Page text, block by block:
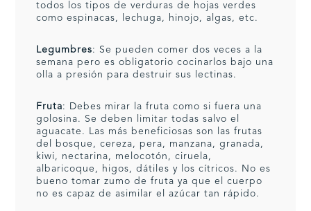
todos los tipos de verduras de hojas verdes
como espinacas, lechuga, hinojo, algas, etc.
Legumbres: Se pueden comer dos veces a la
semana pero es obligatorio cocinarlos bajo una
olla a presión para destruir sus lectinas.
Fruta: Debes mirar la fruta como si fuera una
golosina. Se deben limitar todas salvo el
aguacate. Las más beneficiosas son las frutas
del bosque, cereza, pera, manzana, granada,
kiwi, nectarina, melocotón, ciruela,
albaricoque, higos, dátiles y los cítricos. No es
bueno tomar zumo de fruta ya que el cuerpo
no es capaz de asimilar el azúcar tan rápido.